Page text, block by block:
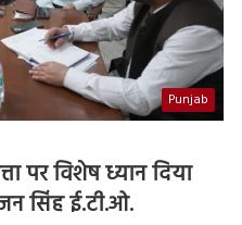
Punjab
पर विशेष ध्यान दिया
सिंह ई.टी.ओ.